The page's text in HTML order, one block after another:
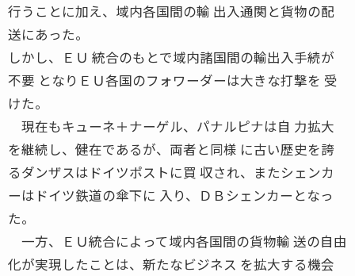
行うことに加え、域内各国間の輸 出入通関と貨物の配
送にあった。
しかし、ＥＵ 統合のもとで域内諸国間の輸出入手続が
不要 となりＥＵ各国のフォワーダーは大きな打撃を 受
けた。
現在もキューネ＋ナーゲル、パナルピナは自 力拡大
を継続し、健在であるが、両者と同様 に古い歴史を誇
るダンザスはドイツポストに買 収され、またシェンカ
ーはドイツ鉄道の傘下に 入り、ＤＢシェンカーとなっ
た。
一方、ＥＵ統合によって域内各国間の貨物輸 送の自由
化が実現したことは、新たなビジネス を拡大する機会